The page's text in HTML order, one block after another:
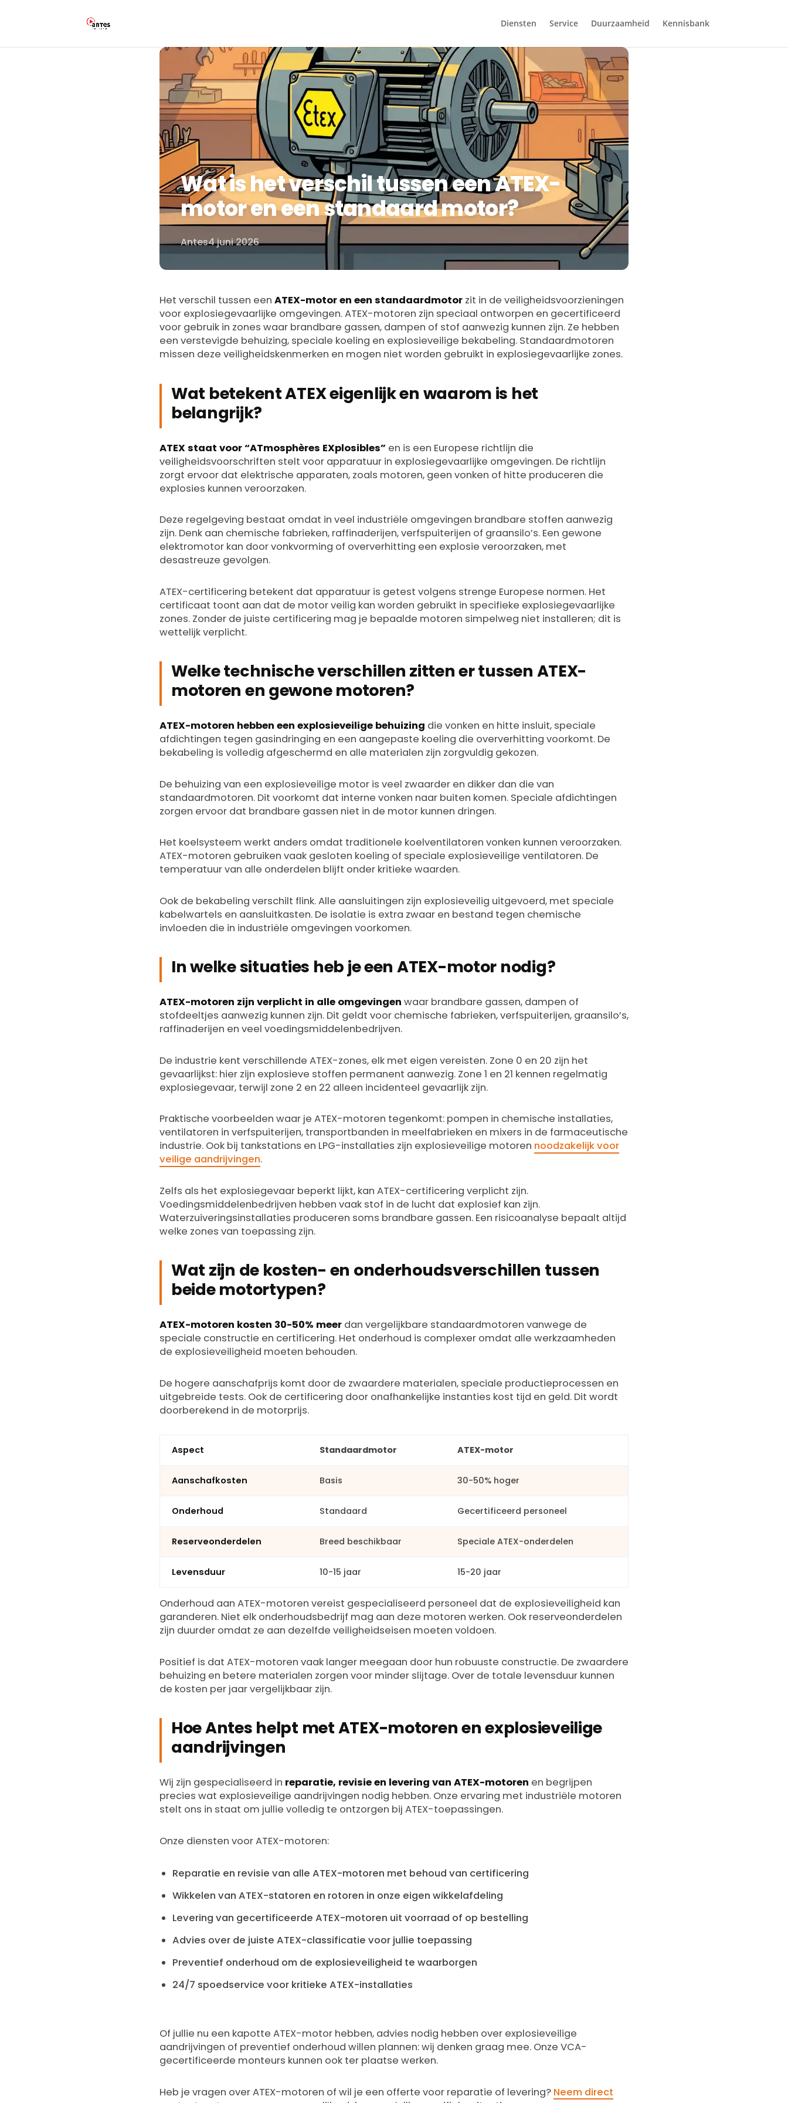
Diensten Service Duurzaamheid Kennisbank
Wat is het verschil tussen een ATEX-
motor en een standaard motor?
Door
Antes4 juni 2026
Het verschil tussen een ATEX-motor en een standaardmotor zit in de veiligheidsvoorzieningen
voor explosiegevaarlijke omgevingen. ATEX-motoren zijn speciaal ontworpen en gecertificeerd
voor gebruik in zones waar brandbare gassen, dampen of stof aanwezig kunnen zijn. Ze hebben
een verstevigde behuizing, speciale koeling en explosieveilige bekabeling. Standaardmotoren
missen deze veiligheidskenmerken en mogen niet worden gebruikt in explosiegevaarlijke zones.
Wat betekent ATEX eigenlijk en waarom is het
belangrijk?
ATEX staat voor “ATmosphères EXplosibles” en is een Europese richtlijn die
veiligheidsvoorschriften stelt voor apparatuur in explosiegevaarlijke omgevingen. De richtlijn
zorgt ervoor dat elektrische apparaten, zoals motoren, geen vonken of hitte produceren die
explosies kunnen veroorzaken.
Deze regelgeving bestaat omdat in veel industriële omgevingen brandbare stoffen aanwezig
zijn. Denk aan chemische fabrieken, raffinaderijen, verfspuiterijen of graansilo’s. Een gewone
elektromotor kan door vonkvorming of oververhitting een explosie veroorzaken, met
desastreuze gevolgen.
ATEX-certificering betekent dat apparatuur is getest volgens strenge Europese normen. Het
certificaat toont aan dat de motor veilig kan worden gebruikt in specifieke explosiegevaarlijke
zones. Zonder de juiste certificering mag je bepaalde motoren simpelweg niet installeren; dit is
wettelijk verplicht.
Welke technische verschillen zitten er tussen ATEX-
motoren en gewone motoren?
ATEX-motoren hebben een explosieveilige behuizing die vonken en hitte insluit, speciale
afdichtingen tegen gasindringing en een aangepaste koeling die oververhitting voorkomt. De
bekabeling is volledig afgeschermd en alle materialen zijn zorgvuldig gekozen.
De behuizing van een explosieveilige motor is veel zwaarder en dikker dan die van
standaardmotoren. Dit voorkomt dat interne vonken naar buiten komen. Speciale afdichtingen
zorgen ervoor dat brandbare gassen niet in de motor kunnen dringen.
Het koelsysteem werkt anders omdat traditionele koelventilatoren vonken kunnen veroorzaken.
ATEX-motoren gebruiken vaak gesloten koeling of speciale explosieveilige ventilatoren. De
temperatuur van alle onderdelen blijft onder kritieke waarden.
Ook de bekabeling verschilt flink. Alle aansluitingen zijn explosieveilig uitgevoerd, met speciale
kabelwartels en aansluitkasten. De isolatie is extra zwaar en bestand tegen chemische
invloeden die in industriële omgevingen voorkomen.
In welke situaties heb je een ATEX-motor nodig?
ATEX-motoren zijn verplicht in alle omgevingen waar brandbare gassen, dampen of
stofdeeltjes aanwezig kunnen zijn. Dit geldt voor chemische fabrieken, verfspuiterijen, graansilo’s,
raffinaderijen en veel voedingsmiddelenbedrijven.
De industrie kent verschillende ATEX-zones, elk met eigen vereisten. Zone 0 en 20 zijn het
gevaarlijkst: hier zijn explosieve stoffen permanent aanwezig. Zone 1 en 21 kennen regelmatig
explosiegevaar, terwijl zone 2 en 22 alleen incidenteel gevaarlijk zijn.
Praktische voorbeelden waar je ATEX-motoren tegenkomt: pompen in chemische installaties,
ventilatoren in verfspuiterijen, transportbanden in meelfabrieken en mixers in de farmaceutische
industrie. Ook bij tankstations en LPG-installaties zijn explosieveilige motoren noodzakelijk voor
veilige aandrijvingen.
Zelfs als het explosiegevaar beperkt lijkt, kan ATEX-certificering verplicht zijn.
Voedingsmiddelenbedrijven hebben vaak stof in de lucht dat explosief kan zijn.
Waterzuiveringsinstallaties produceren soms brandbare gassen. Een risicoanalyse bepaalt altijd
welke zones van toepassing zijn.
Wat zijn de kosten- en onderhoudsverschillen tussen
beide motortypen?
ATEX-motoren kosten 30-50% meer dan vergelijkbare standaardmotoren vanwege de
speciale constructie en certificering. Het onderhoud is complexer omdat alle werkzaamheden
de explosieveiligheid moeten behouden.
De hogere aanschafprijs komt door de zwaardere materialen, speciale productieprocessen en
uitgebreide tests. Ook de certificering door onafhankelijke instanties kost tijd en geld. Dit wordt
doorberekend in de motorprijs.
Aspect Standaardmotor ATEX-motor
Aanschafkosten Basis 30-50% hoger
Onderhoud Standaard Gecertificeerd personeel
Reserveonderdelen Breed beschikbaar Speciale ATEX-onderdelen
Levensduur 10-15 jaar 15-20 jaar
Onderhoud aan ATEX-motoren vereist gespecialiseerd personeel dat de explosieveiligheid kan
garanderen. Niet elk onderhoudsbedrijf mag aan deze motoren werken. Ook reserveonderdelen
zijn duurder omdat ze aan dezelfde veiligheidseisen moeten voldoen.
Positief is dat ATEX-motoren vaak langer meegaan door hun robuuste constructie. De zwaardere
behuizing en betere materialen zorgen voor minder slijtage. Over de totale levensduur kunnen
de kosten per jaar vergelijkbaar zijn.
Hoe Antes helpt met ATEX-motoren en explosieveilige
aandrijvingen
Wij zijn gespecialiseerd in reparatie, revisie en levering van ATEX-motoren en begrijpen
precies wat explosieveilige aandrijvingen nodig hebben. Onze ervaring met industriële motoren
stelt ons in staat om jullie volledig te ontzorgen bij ATEX-toepassingen.
Onze diensten voor ATEX-motoren:
Reparatie en revisie van alle ATEX-motoren met behoud van certificering
Wikkelen van ATEX-statoren en rotoren in onze eigen wikkelafdeling
Levering van gecertificeerde ATEX-motoren uit voorraad of op bestelling
Advies over de juiste ATEX-classificatie voor jullie toepassing
Preventief onderhoud om de explosieveiligheid te waarborgen
24/7 spoedservice voor kritieke ATEX-installaties
Of jullie nu een kapotte ATEX-motor hebben, advies nodig hebben over explosieveilige
aandrijvingen of preventief onderhoud willen plannen: wij denken graag mee. Onze VCA-
gecertificeerde monteurs kunnen ook ter plaatse werken.
Heb je vragen over ATEX-motoren of wil je een offerte voor reparatie of levering? Neem direct